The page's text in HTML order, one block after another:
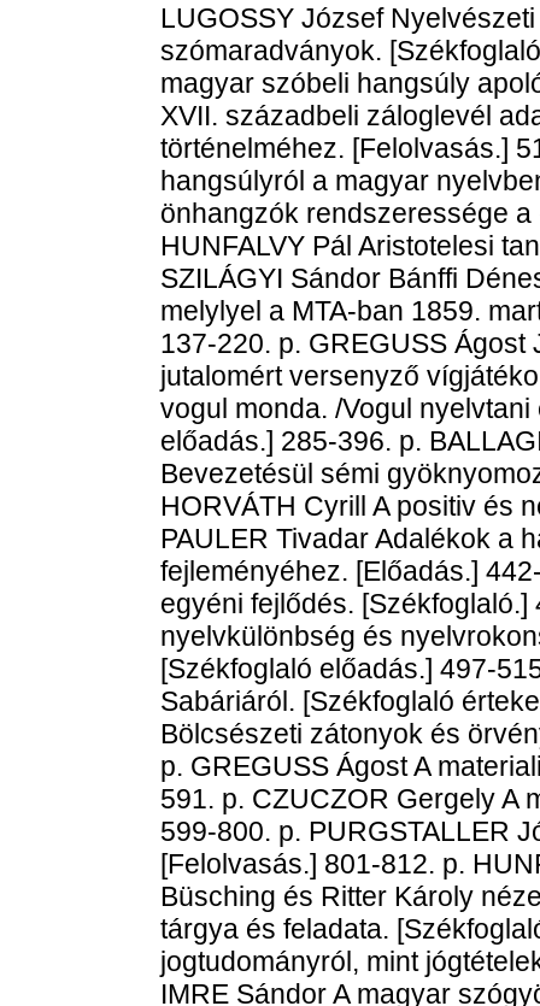
LUGOSSY József
szómaradványok.
magyar szóbeli hangsúly
XVII. századbeli záloglevél
történelméhez. [Felolvasás.]
hangsúlyról a magyar
önhangzók rendszeressége
HUNFALVY Pál Aristotelesi
SZILÁGYI Sándor Bánffi
melylyel a MTA-ban 1859.
137-220. p. GREGUSS
jutalomért versenyző
vogul monda. /Vogul
előadás.] 285-396. p.
Bevezetésül sémi
HORVÁTH Cyrill A positiv és
PAULER Tivadar Adalékok a
fejleményéhez. [Előadás.]
egyéni fejlődés.
nyelvkülönbség és
[Székfoglaló előadás.] 497-
Sabáriáról. [Székfoglaló
Bölcsészeti zátonyok és
p. GREGUSS Ágost A
591. p. CZUCZOR Gergely A
599-800. p. PURGSTALLER
[Felolvasás.] 801-812. p.
Büsching és Ritter Károly
tárgya és feladata.
jogtudományról, mint
IMRE Sándor A magyar